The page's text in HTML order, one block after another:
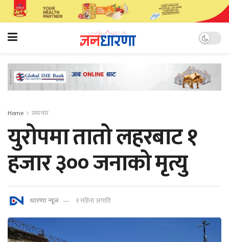
Home समाचार
युरोपमा तातो लहरबाट १
हजार ३०० जनाको मृत्यु
धारणा न्यूज १ महिना अगाडि